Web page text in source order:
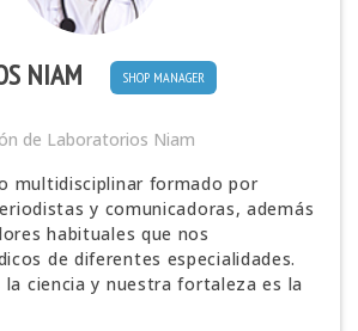
NIAM SHOP MANAGER
de Laboratorios Niam
multidisciplinar formado por
y comunicadoras, además
habituales que nos
de diferentes especialidades.
la ciencia y nuestra fortaleza es la